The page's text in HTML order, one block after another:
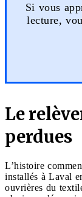
Si vous
lecture,
Le
perdues
L’histoire
installés à Laval
ouvrières du